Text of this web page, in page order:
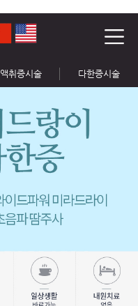
액취증시술 다한증시술